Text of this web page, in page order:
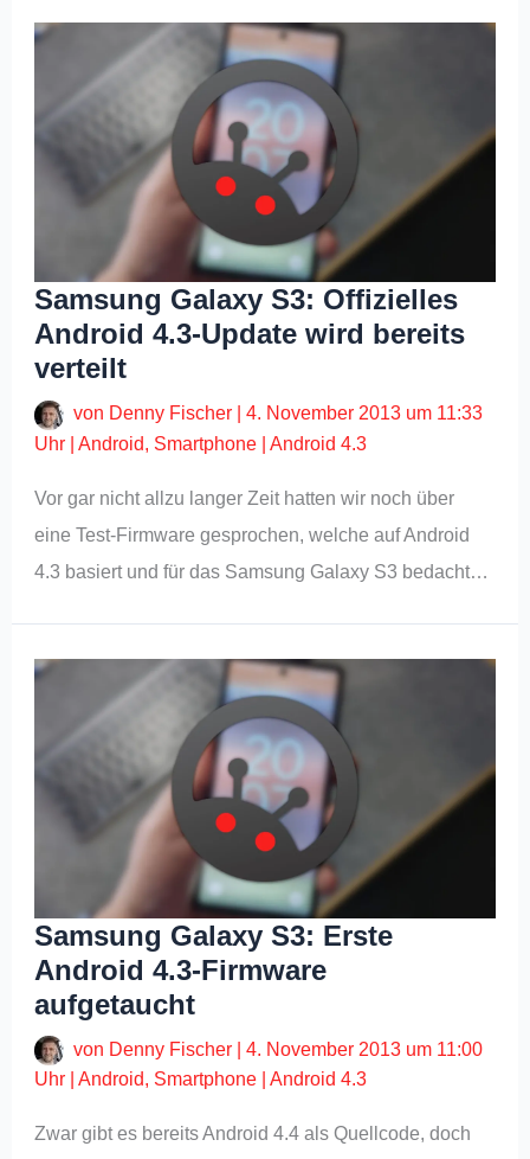
Samsung Galaxy S3: Offizielles
Android 4.3-Update wird bereits
verteilt
von Denny Fischer |4. November 2013 um 11:33
Uhr |Android, Smartphone |Android 4.3
Vor gar nicht allzu langer Zeit hatten wir noch über
eine Test-Firmware gesprochen, welche auf Android
4.3 basiert und für das Samsung Galaxy S3 bedacht…
Samsung Galaxy S3: Erste
Android 4.3-Firmware
aufgetaucht
von Denny Fischer |4. November 2013 um 11:00
Uhr |Android, Smartphone |Android 4.3
Zwar gibt es bereits Android 4.4 als Quellcode, doch